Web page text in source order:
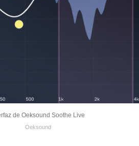
de Oeksound Soothe Live
Oeksound